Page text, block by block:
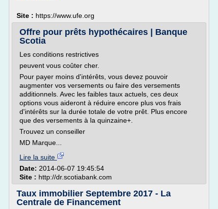
Site : https://www.ufe.org
Offre pour prêts hypothécaires | Banque
Scotia
Les conditions restrictives
peuvent vous coûter cher.
Pour payer moins d'intérêts, vous devez pouvoir
augmenter vos versements ou faire des versements
additionnels. Avec les faibles taux actuels, ces deux
options vous aideront à réduire encore plus vos frais
d'intérêts sur la durée totale de votre prêt. Plus encore
que des versements à la quinzaine+.
Trouvez un conseiller
MD Marque...
Lire la suite
Date: 2014-06-07 19:45:54
Site : http://dr.scotiabank.com
Taux immobilier Septembre 2017 - La
Centrale de Financement